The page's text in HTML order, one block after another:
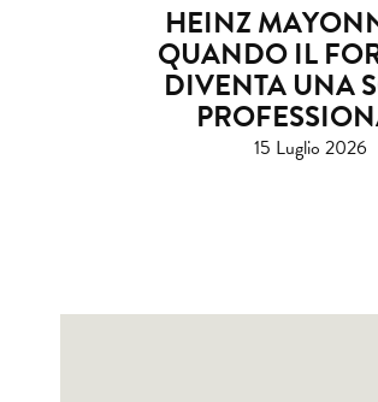
HEINZ
QUANDO IL
DIVENTA UNA
15 Luglio 2026